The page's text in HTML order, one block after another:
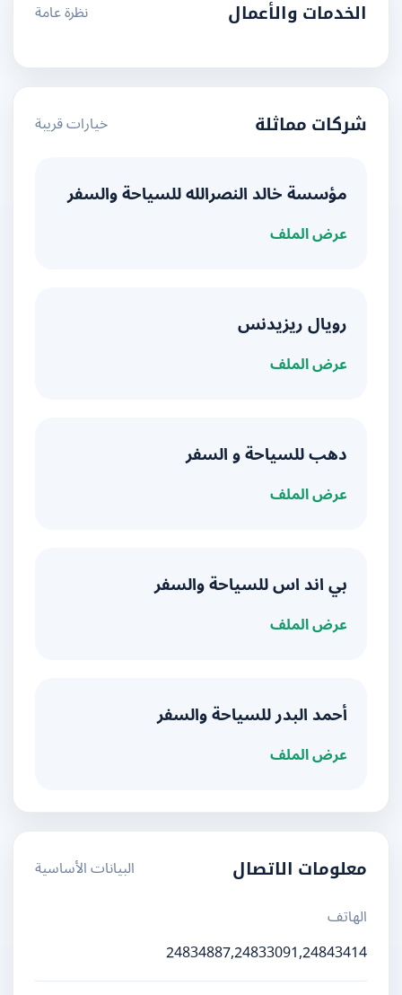
الخدمات والأعمال نظرة عامة
شركات مماثلة خيارات قريبة
مؤسسة خالد النصرالله للسياحة والسفر
عرض الملف
رويال ريزيدنس
عرض الملف
دهب للسياحة و السفر
عرض الملف
بي اند اس للسياحة والسفر
عرض الملف
أحمد البدر للسياحة والسفر
عرض الملف
معلومات الاتصال
البيانات الأساسية
الهاتف
24834887,24833091,24843414